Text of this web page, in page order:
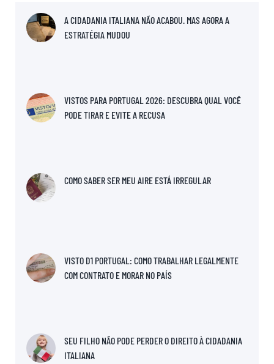
A CIDADANIA ITALIANA NÃO ACABOU. MAS AGORA A
ESTRATÉGIA MUDOU
VISTOS PARA PORTUGAL 2026: DESCUBRA QUAL VOCÊ
PODE TIRAR E EVITE A RECUSA
COMO SABER SER MEU AIRE ESTÁ IRREGULAR
VISTO D1 PORTUGAL: COMO TRABALHAR LEGALMENTE
COM CONTRATO E MORAR NO PAÍS
SEU FILHO NÃO PODE PERDER O DIREITO À CIDADANIA
ITALIANA